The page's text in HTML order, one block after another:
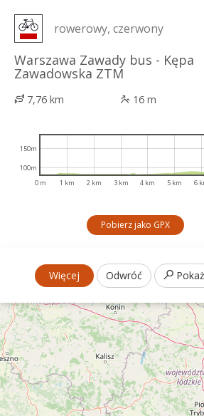
rowerowy, czerwony
Warszawa Zawady bus - Kępa
Zawadowska ZTM
7,76 km 16 m
0 m 1 km 2 km 3 km 4 km 5 km 6
100m
150m
Pobierz jako GPX
Więcej Odwróć